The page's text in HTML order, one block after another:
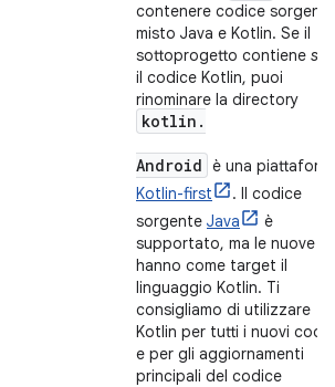
contenere codice sorgente
misto Java e Kotlin. Se il
sottoprogetto contiene
il codice Kotlin, puoi
rinominare la directory
kotlin.
Android è una
Kotlin-first
. Il codice
sorgente Java
è
supportato, ma le nuove
hanno come target il
linguaggio Kotlin. Ti
consigliamo di utilizzare
Kotlin per tutti i nuovi
e per gli aggiornamenti
principali del codice